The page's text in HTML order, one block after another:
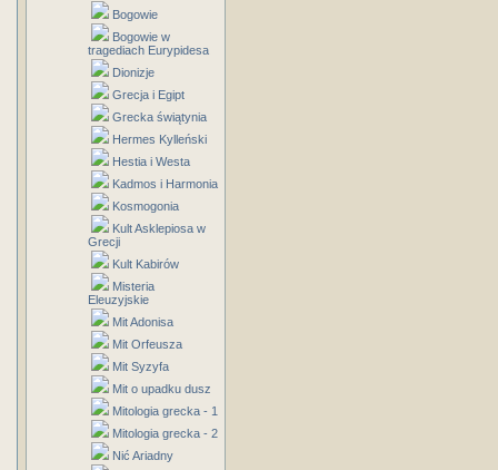
Bogowie
Bogowie w
tragediach Eurypidesa
Dionizje
Grecja i Egipt
Grecka świątynia
Hermes Kylleński
Hestia i Westa
Kadmos i Harmonia
Kosmogonia
Kult Asklepiosa w
Grecji
Kult Kabirów
Misteria
Eleuzyjskie
Mit Adonisa
Mit Orfeusza
Mit Syzyfa
Mit o upadku dusz
Mitologia grecka - 1
Mitologia grecka - 2
Nić Ariadny